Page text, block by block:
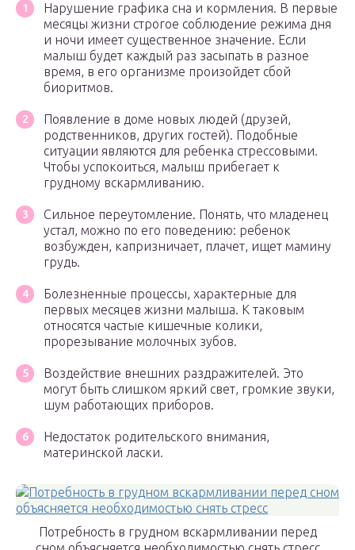
Нарушение графика сна и кормления. В первые
месяцы жизни строгое соблюдение режима дня
и ночи имеет существенное значение. Если
малыш будет каждый раз засыпать в разное
время, в его организме произойдет сбой
биоритмов.
Появление в доме новых людей (друзей,
родственников, других гостей). Подобные
ситуации являются для ребенка стрессовыми.
Чтобы успокоиться, малыш прибегает к
грудному вскармливанию.
Сильное переутомление. Понять, что младенец
устал, можно по его поведению: ребенок
возбужден, капризничает, плачет, ищет мамину
грудь.
Болезненные процессы, характерные для
первых месяцев жизни малыша. К таковым
относятся частые кишечные колики,
прорезывание молочных зубов.
Воздействие внешних раздражителей. Это
могут быть слишком яркий свет, громкие звуки,
шум работающих приборов.
Недостаток родительского внимания,
материнской ласки.
Потребность в грудном вскармливании перед